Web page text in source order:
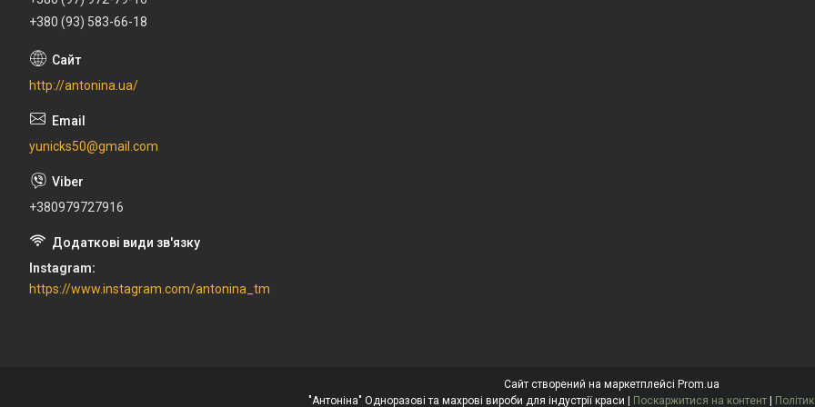
+380 (93) 583-66-18
http://antonina.ua/
yunicks50@gmail.com
+380979727916
Instagram
https://www.instagram.com/antonina_tm
Сайт створений на маркетплейсі Prom.ua
Поскаржитися на контент